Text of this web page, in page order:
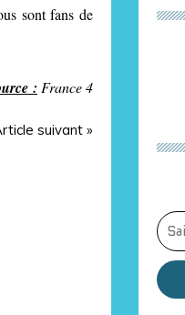
sont fans de
: France 4
suivant »